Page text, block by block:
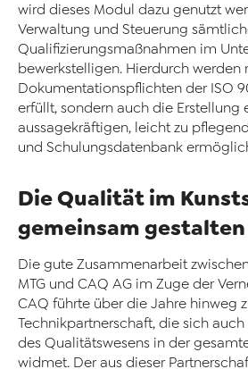
wird dieses Modul dazu genutzt
Verwaltung und Steuerung
Qualifizierungsmaßnahmen im
bewerkstelligen. Hierdurch werden
Dokumentationspflichten der ISO
erfüllt, sondern auch die Erstellung
aussagekräftigen, leicht zu
und Schulungsdatenbank
Die Qualität im
gemeinsam gestalten
Die gute Zusammenarbeit
MTG und CAQ AG im Zuge der
CAQ führte über die Jahre hinweg
Technikpartnerschaft, die sich
des Qualitätswesens in der
widmet. Der aus dieser